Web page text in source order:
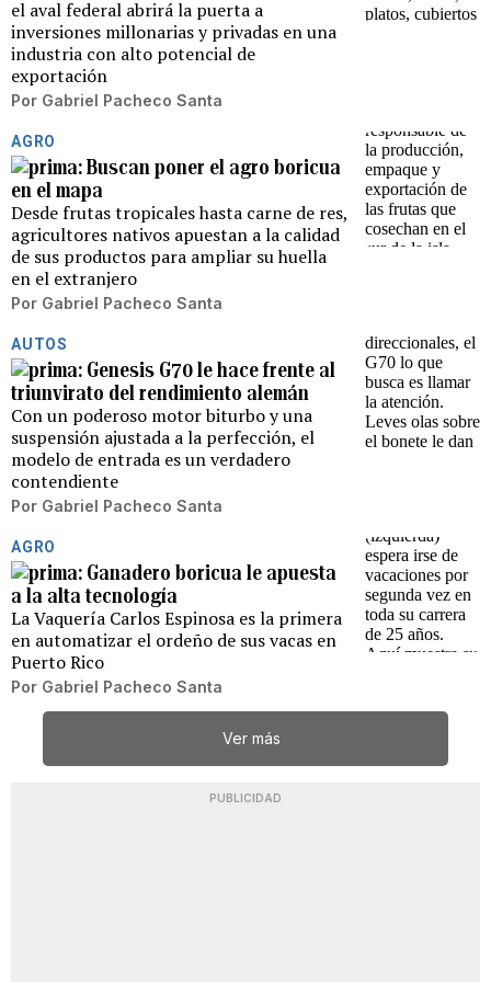
el aval federal abrirá la puerta a
inversiones millonarias y privadas en una
industria con alto potencial de
exportación
Por Gabriel Pacheco Santa
AGRO
Buscan poner el agro boricua
en el mapa
Desde frutas tropicales hasta carne de res,
agricultores nativos apuestan a la calidad
de sus productos para ampliar su huella
en el extranjero
Por Gabriel Pacheco Santa
AUTOS
Genesis G70 le hace frente al
triunvirato del rendimiento alemán
Con un poderoso motor biturbo y una
suspensión ajustada a la perfección, el
modelo de entrada es un verdadero
contendiente
Por Gabriel Pacheco Santa
AGRO
Ganadero boricua le apuesta
a la alta tecnología
La Vaquería Carlos Espinosa es la primera
en automatizar el ordeño de sus vacas en
Puerto Rico
Por Gabriel Pacheco Santa
Ver más
PUBLICIDAD